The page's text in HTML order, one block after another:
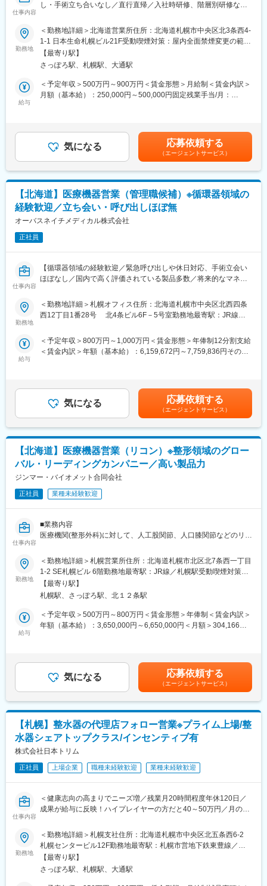
ています。
■業務概要：
医療機器の営業職として、医師や販売代理店と連携し、最適な治
療方法の提案を行います。新製品の特徴や効果を説明し、データ
分析を駆使して戦略的にアプローチします。また、手術に立ち会
い、技術的なサポートも担当し、患者様の健康に貢献します。
・手術立ち会い／技術サポート
・データ分析に基づく戦略的アプローチ
入社後、約1年をかけて1人前になれる研修・OJT制度を完備。座
学研修と先輩社員との同行で、着実に力をつけることができま
す。戦略的な営業活動を通じて、医師との折衝やデータ分析のス
キルも磨かれます。
変更の範囲：会社の定める業務
仕事内容
し・手術立ち合いなし／直行直帰／入社時研修、階層別研修など
働きがい認定企業」受賞】
■仕事詳細
当社の医療機器全般を取り扱う営業担当として、各エリアの大病
院に対してシーメンス社製の大型医療機器を納入すべく、営業活
動していただきます。
・CT、MRI、X線撮影装置、超音波画像診断装置等の製品の販売
ョン提案
※製品毎に技術営業の方が社内にいるため、専門性が高い分野の営
顧客の導入・購入形態に関して多岐にわたる提案を求められるた
め、戦略的な思考で提案型の営業活動を行い、シェア拡大がミッ
ションとなります。
高品質かつ、医療従事者様や患者様にとって使い勝手の良い製品
開発をしています。その為、価格勝負ではなく品質をご評価いた
だいて決済に至ることが多く、顧客との関係構築や提案スキルが
身に付けられます。
■研修制度
製品研修、3か月程OJTの実施。先輩社員同行のもと従事しながら
■組織構成
どが在籍。
内においても130年以上の長い歴史を持ちます。直近では「フォ
トンカウンティングCT」と呼ばれる世界初の高解像度CTを開発販
売するなど、常に製品品質と技術力の高さで高い評価を獲得し続
変更の範囲：会社の定める業務
勤務地
＜勤務地詳細＞北海道営業所住所：北海道札幌市中央区北3条西4-
1-1 日本生命札幌ビル21F受動喫煙対策：屋内全面禁煙変更の範
囲：会社の定める事業所（リモートワーク含む）
【最寄り駅】
さっぽろ駅、札幌駅、大通駅
給与
＜予定年収＞500万円～900万円＜賃金形態＞月給制＜賃金内訳＞
月額（基本給）：250,000円～500,000円固定残業手当/月：
給与詳細は経験・能力・前職給与等を踏まえて決定致します。■昇
給：年1回（10月）■賞与：年2回（6月・12月）賃金はあくまでも
目安の金額であり、選考を通じて上下する可能性があります。月
給(月額)は固定手当を含めた表記です。
気になる 応募依頼する
（エージェントサービス）
【北海道】医療機器営業（管理職候補）※循環器領域の
経験歓迎／立ち会い・呼び出しほぼ無
オーバスネイチメディカル株式会社
正社員
仕事内容
【循環器領域の経験歓迎／緊急呼び出しや休日対応、手術立会い
ほぼなし／国内で高く評価されている製品多数／将来的なマネー
■業務内容：
医療機関や販売代理店（取引先）と関係構築をし、循環器関連製
割も担いながらチームの目標達成に貢献していただきます。
・取り扱い製品：バルーンカテーテル等の循環器関連製品
・訪問件数：3～4施設／日
・営業スタイル：基本は直行直帰スタイル
■キャリアパス：
まずはアシスタントマネージャーとしてご自身もお客様を持ちな
がらご活躍いただき、将来的にはマネージャー（管理職）を目指
していただきます。
■業務の魅力：
どないため、ワークライフバランスを整えることが可能です。
＜患者様の命に関わる領域＞
患の治療に用いられることが多く、業界の中でも非常にやりがい
や貢献度を感じられます。
＜製品の開発や改良にも寄与＞
日々の営業活動で得たドクターからの意見やニーズをくみ取り、
開発部隊と連携をすることで、新製品の開発や既存製品の改良に
も携わることができます。
だからこそ、社歴や年齢関係なく意見交換ができる環境です。
＜国内でも支持される製品力＞
他の外資系メーカーと違い、日本のドクターの意見やニーズをも
現場から高く評価されております。実際に「この場面ではオーバ
スネイチの製品しかない！」とオーダーを頂く機会も多く、差別
化が難しいカテーテル領域においてもオンリーワンの製品にこだ
わり続けております。
変更の範囲：会社の定める業務
勤務地
＜勤務地詳細＞札幌オフィス住所：北海道札幌市中央区北西四条
西12丁目1番28号 北4条ビル6F－5号室勤務地最寄駅：JR線／
事業所（リモートワーク含む）
給与
＜予定年収＞800万円～1,000万円＜賃金形態＞年俸制12分割支給
＜賃金内訳＞年額（基本給）：6,159,672円～7,759,836円その他
含む）＜昇給有無＞有＜残業手当＞有＜給与補足＞※スキル・ご経
験などを考慮し決定いたします。※別途インセンティブ支給あり
（半期ごと、四半期ごと）※職位：アシスタントマネージャー賃金
はあくまでも目安の金額であり、選考を通じて上下する可能性が
あります。月給(月額)は固定手当を含めた表記です。
気になる 応募依頼する
（エージェントサービス）
【北海道】医療機器営業（リコン）※整形領域のグロー
バル・リーディングカンパニー／高い製品力
ジンマー・バイオメット合同会社
正社員 業種未経験歓迎
仕事内容
■業務内容
医療機関(整形外科)に対して、人工股関節、人口膝関節などのリコ
クターと関係構築を進めながら、患者様の1人1人に合わせた提案
を行っていただきます。
＜具体的な業務例＞
・担当する製品の提案、技術サポート（手術の立会いあり／週10
件程度）
・最新の医療関連情報の提供、医療機関へのサポート（勉強・セ
ミナーの主催など）
■担当エリア：北海道
■担当製品：人工股関節、人口膝関節など
外科分野は高齢化によりもっとも伸びる市場の一つです。
製品力・製品数がありますので、患者の多種多様な疾患に対し幅
広い提案ができます。また、実際に自分の売った製品で患者の
QOL向上を叶えられたお話をドクター経由で聞くこともある、非
常に社会貢献度の高い営業職になります。
■働き方
直行直帰のワークスタイルですので、ご自身の裁量次第でフレキ
シブルなスケジューリングも可能です。エリア毎に週1回のペース
でミーティングを行いますし(エリアにより差異あり)、社内イント
ラネットから学術文献などのナレッジが共有可能のため、直行直
■教育制度
当社ではトレーニングルームとオンラインのハイブリッドでの研
修もあります。研修期間は3～6ヶ月間。医療ビジネスや整形外科
の基礎知識、製品知識などしっかりと身につけることができま
勤務地
＜勤務地詳細＞札幌営業所住所：北海道札幌市北区北7条西一丁目
1-2 SE札幌ビル 6階勤務地最寄駅：JR線／札幌駅受動喫煙対策：
敷地内喫煙可能場所あり変更の範囲：会社の定める事業所
【最寄り駅】
札幌駅、さっぽろ駅、北１２条駅
給与
＜予定年収＞500万円～800万円＜賃金形態＞年俸制＜賃金内訳＞
年額（基本給）：3,650,000円～6,650,000円＜月額＞304,166円
つつ、選考を通じて変動する可能性がある為、上記条件を約束で
きるものではありません。■インセンティブ：年間目標を個人・チ
ーム・会社の3つの軸で100％達成した場合、135万円を支給賃金
はあくまでも目安の金額であり、選考を通じて上下する可能性が
あります。月給(月額)は固定手当を含めた表記です。
気になる 応募依頼する
（エージェントサービス）
【札幌】整水器の代理店フォロー営業※プライム上場/整
水器シェアトップクラス/インセンティブ有
株式会社日本トリム
正社員 上場企業 職種未経験歓迎 業種未経験歓迎
仕事内容
＜健康志向の高まりでニーズ増／残業月20時間程度年休120日／
成果が給与に反映！ハイプレイヤーの方だと40～50万円／月のイ
【同社の紹介】
■整水器の販売等を行うリーディングカンパニーです。
■同社の整水器について：浄水した水を電気分解し<電解水素水>
を作ります。飲む事により胃腸症状改善の効果等が認められ管理
医療機器として認証されており、コア技術による高い製品力が特
長です。予防医療や健康維持志向の高まりからニーズが増加して
勤務地
＜勤務地詳細＞札幌支社住所：北海道札幌市中央区北五条西6-2
札幌センタービル12F勤務地最寄駅：札幌市営地下鉄東豊線／さ
っぽろ駅受動喫煙対策：屋内全面禁煙変更の範囲：会社の定める
事業所
【最寄り駅】
さっぽろ駅、札幌駅、大通駅